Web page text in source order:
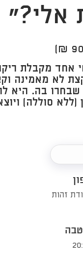
אלי?"
אחד מקבלת
לא מאמינה
בה. היא
(ללא סוללה)
זהות